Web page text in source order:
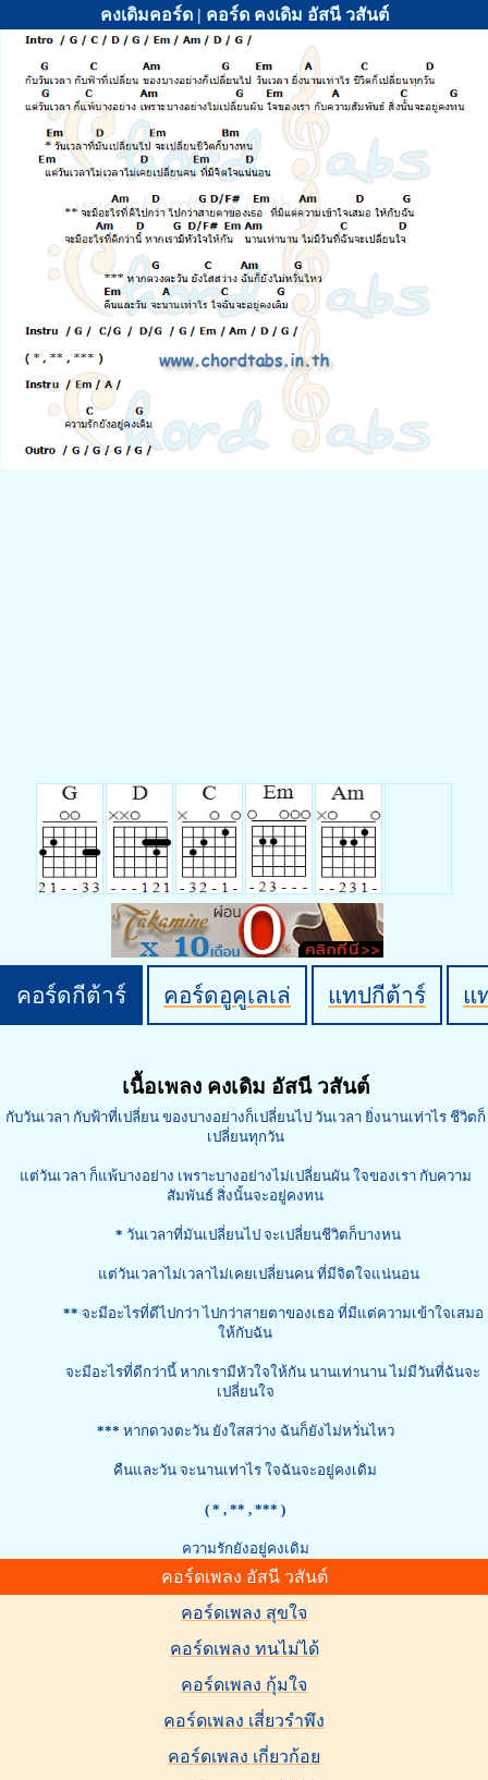
คงเดิมคอร์ด | คอร์ด คงเดิม อัสนี วสันต์
คอร์ดกีต้าร์ คอร์ดอูคูเลเล่ แทปกีต้าร์ แ
เนื้อเพลง คงเดิม อัสนี วสันต์
กับวันเวลา กับฟ้าที่เปลี่ยน ของบางอย่างก็เปลี่ยนไป วันเวลา ยิ่งนานเท่าไร ชีวิตก็
เปลี่ยนทุกวัน
แต่วันเวลา ก็แพ้บางอย่าง เพราะบางอย่างไม่เปลี่ยนผัน ใจของเรา กับความ
สัมพันธ์ สิ่งนั้นจะอยู่คงทน
* วันเวลาที่มันเปลี่ยนไป จะเปลี่ยนชีวิตก็บางหน
แต่วันเวลาไม่เวลาไม่เคยเปลี่ยนคน ที่มีจิตใจแน่นอน
** จะมีอะไรที่ดีไปกว่า ไปกว่าสายตาของเธอ ที่มีแต่ความเข้าใจเสมอ
ให้กับฉัน
จะมีอะไรที่ดีกว่านี้ หากเรามีหัวใจให้กัน นานเท่านาน ไม่มีวันที่ฉันจะ
เปลี่ยนใจ
*** หากดวงตะวัน ยังใสสว่าง ฉันก็ยังไม่หวั่นไหว
คืนและวัน จะนานเท่าไร ใจฉันจะอยู่คงเดิม
( * , ** , *** )
ความรักยังอยู่คงเดิม
คอร์ดเพลง อัสนี วสันต์
คอร์ดเพลง สุขใจ
คอร์ดเพลง ทนไม่ได้
คอร์ดเพลง กุ้มใจ
คอร์ดเพลง เสี่ยวรำพึง
คอร์ดเพลง เกี่ยวก้อย